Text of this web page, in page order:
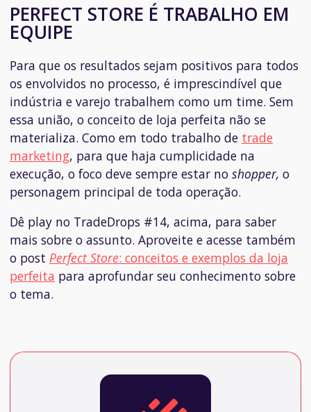
PERFECT STORE É TRABALHO EM
EQUIPE
Para que os resultados sejam positivos para todos
os envolvidos no processo, é imprescindível que
indústria e varejo trabalhem como um time. Sem
essa união, o conceito de loja perfeita não se
materializa. Como em todo trabalho de trade
marketing, para que haja cumplicidade na
execução, o foco deve sempre estar no shopper, o
personagem principal de toda operação.
Dê play no TradeDrops #14, acima, para saber
mais sobre o assunto. Aproveite e acesse também
o post Perfect Store: conceitos e exemplos da loja
perfeita para aprofundar seu conhecimento sobre
o tema.